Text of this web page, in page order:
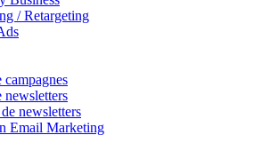
/ Retargeting
campagnes
newsletters
newsletters
Email Marketing